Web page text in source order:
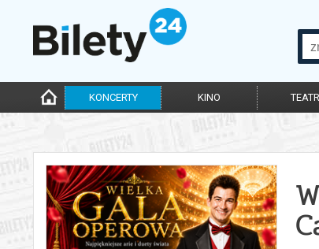
KONCERTY KINO TEATR